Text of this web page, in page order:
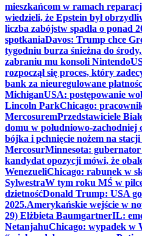
mieszkańcom w ramach
wiedzieli, że Epstein był
liczba zabójstw spadła o
spotkaniaDavos: Trump chce
tygodniu burza śnieżna do
zabraniu mu konsoli Nintendo
rozpoczął się proces, który
bank za nieuregulowane
MichiganUSA: postępowanie
Lincoln ParkChicago:
MercosuremPrzedstawiciele
domu w południowo-zachodniej
bójka i pchnięcie nożem na
MercosurMinnesota:
kandydat opozycji mówi, że
WenezueliChicago: rabunek w
SylwestraW tym roku MŚ w
dzietnośćDonald Trump: USA
2025.Amerykańskie wejście w
29) Elżbieta BaumgartnerIL:
NetanjahuChicago: wypadek w